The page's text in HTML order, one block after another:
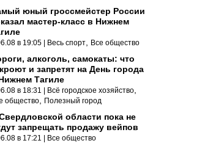
юный гроссмейстер России
мастер-класс в Нижнем
в 19:05 | Весь спорт Все общество
алкоголь, самокаты: что
и запретят на День города
Тагиле
в 18:31 | Всё городское хозяйство
общество Полезный город
области пока не
запрещать продажу вейпов
в 17:21 | Все общество